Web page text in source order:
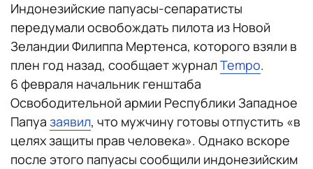
Индонезийские папуасы-сепаратисты
передумали освобождать пилота из Новой
Зеландии Филиппа Мертенса, которого взяли в
плен год назад, сообщает журналTempo.
6 февраля начальник генштаба
Освободительной армии Республики Западное
Папуа заявил, что мужчину готовы отпустить «в
целях защиты прав человека». Однако вскоре
после этого папуасы сообщили индонезийским